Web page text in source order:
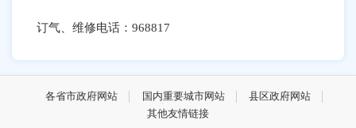
订气、维修电话：968817
各省市政府网站 国内重要城市网站
县区政府网站
其他友情链接